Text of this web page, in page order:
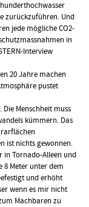
zurückzuführen. Und
jede mögliche CO2-
in
Interview
20 Jahre machen
pustet
Menschheit muss
kümmern. Das
ist nichts gewonnen.
in Tornado-Alleen und
8 Meter unter dem
und erhöht
wenn es mir nicht
Machbaren zu